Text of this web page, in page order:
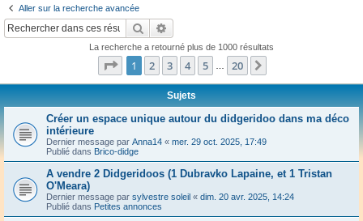
Aller sur la recherche avancée
Rechercher
La recherche a retourné plus de 1000 résultats
Page 1sur20
1 2 3 4 5 20
Sujets
Créer un espace unique autour du didgeridoo dans ma déco
intérieure
Dernier message par Anna14 « mer. 29 oct. 2025, 17:49
Publié dans Brico-didge
A vendre 2 Didgeridoos (1 Dubravko Lapaine, et 1 Tristan
O'Meara)
Dernier message par sylvestre soleil « dim. 20 avr. 2025, 14:24
Publié dans Petites annonces